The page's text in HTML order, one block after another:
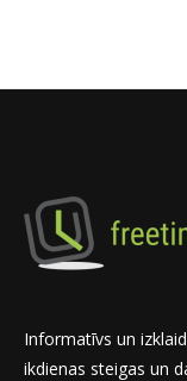
Informatīvs un
ikdienas steigas un